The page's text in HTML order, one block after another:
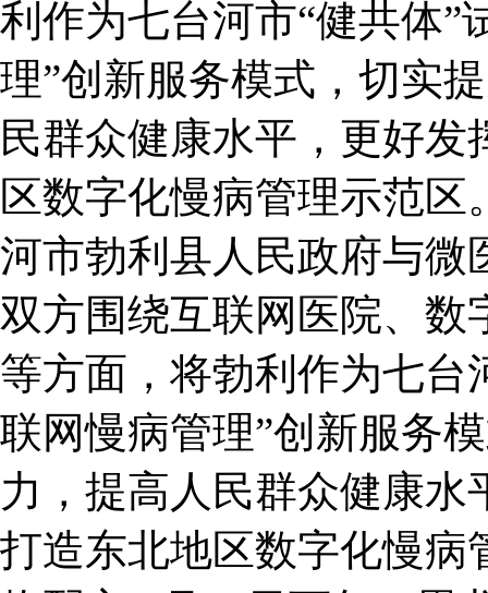
利作为七台河市“健共体”
理”创新服务模式，切实
民群众健康水平，更好
区数字化慢病管理示范区
河市勃利县人民政府与微
双方围绕互联网医院、
等方面，将勃利作为七台
联网慢病管理”创新服务
力，提高人民群众健康
打造东北地区数字化慢病